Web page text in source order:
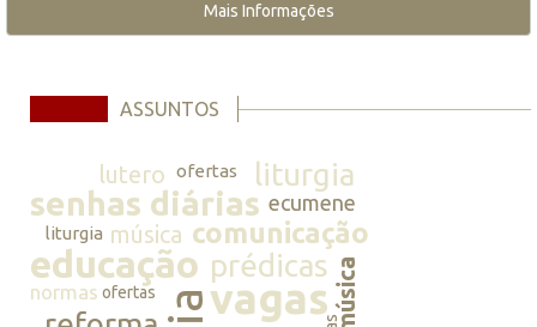
Mais Informações
ASSUNTOS
lutero ofertas liturgia
senhas diárias ecumene
liturgia música comunicação
educação prédicasmúsica
normas ofertas vagas